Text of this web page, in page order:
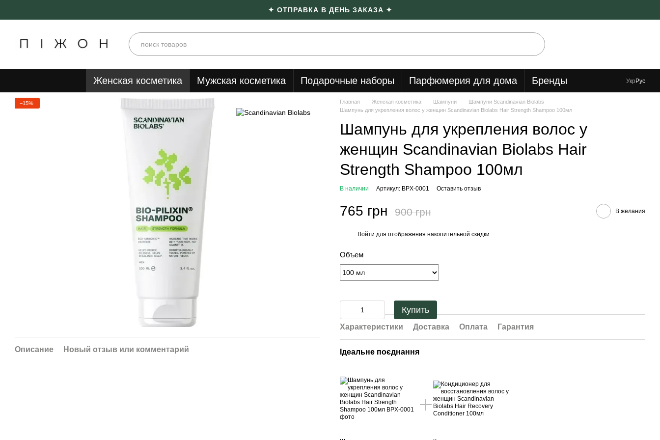
✦ ОТПРАВКА В ДЕНЬ ЗАКАЗА ✦
Женская косметика Мужская косметика Подарочные наборы Парфюмерия для дома Бренды УкрРус
−15%
Описание Новый отзыв или комментарий
Главная Женская косметика Шампуни
Шампуни Scandinavian Biolabs
Шампунь для укрепления волос у женщин Scandinavian Biolabs Hair Strength Shampoo 100мл
Шампунь для укрепления волос у
женщин Scandinavian Biolabs Hair
Strength Shampoo 100мл
В наличии Артикул: BPX-0001 Оставить отзыв
765 грн 900 грн В желания
Войти для отображения накопительной скидки
Объем
Купить
Характеристики Доставка Оплата Гарантия
Ідеальне поєднання